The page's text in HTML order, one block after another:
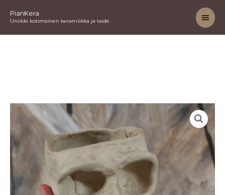
sisältöön
PianKera
Uniikki kotimainen keramiikka ja taide